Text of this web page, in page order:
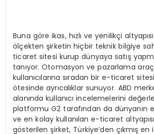
Buna göre ikas, hızlı ve yenilikçi
ölçekten şirketin hiçbir teknik bilgiye
ticaret sitesi kurup dünyaya satış
tanıyor. Otomasyon ve pazarlama
kullanıcılarına sıradan bir e-ticaret
ötesinde ayrıcalıklar sunuyor. ABD
alanında kullanıcı incelemelerini
platformu G2 tarafından da dünyanın
ve en kolay kullanılan e-ticaret
gösterilen şirket, Türkiye’den çıkmış en